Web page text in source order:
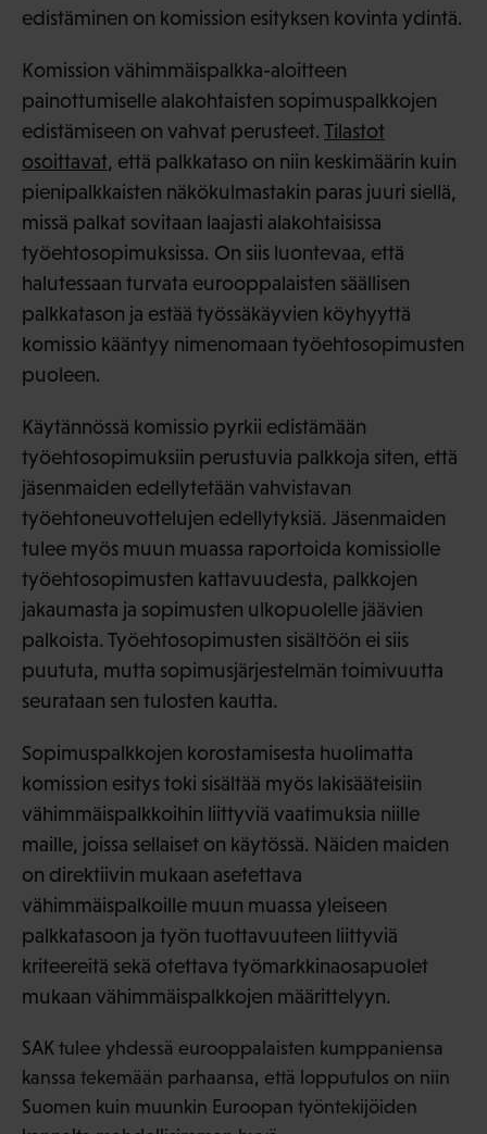
edistäminen on komission esityksen kovinta ydintä.
Komission vähimmäispalkka-aloitteen
painottumiselle alakohtaisten sopimuspalkkojen
edistämiseen on vahvat perusteet. Tilastot
osoittavat, että palkkataso on niin keskimäärin kuin
pienipalkkaisten näkökulmastakin paras juuri siellä,
missä palkat sovitaan laajasti alakohtaisissa
työehtosopimuksissa. On siis luontevaa, että
halutessaan turvata eurooppalaisten säällisen
palkkatason ja estää työssäkäyvien köyhyyttä
komissio kääntyy nimenomaan työehtosopimusten
puoleen.
Käytännössä komissio pyrkii edistämään
työehtosopimuksiin perustuvia palkkoja siten, että
jäsenmaiden edellytetään vahvistavan
työehtoneuvottelujen edellytyksiä. Jäsenmaiden
tulee myös muun muassa raportoida komissiolle
työehtosopimusten kattavuudesta, palkkojen
jakaumasta ja sopimusten ulkopuolelle jäävien
palkoista. Työehtosopimusten sisältöön ei siis
puututa, mutta sopimusjärjestelmän toimivuutta
seurataan sen tulosten kautta.
Sopimuspalkkojen korostamisesta huolimatta
komission esitys toki sisältää myös lakisääteisiin
vähimmäispalkkoihin liittyviä vaatimuksia niille
maille, joissa sellaiset on käytössä. Näiden maiden
on direktiivin mukaan asetettava
vähimmäispalkoille muun muassa yleiseen
palkkatasoon ja työn tuottavuuteen liittyviä
kriteereitä sekä otettava työmarkkinaosapuolet
mukaan vähimmäispalkkojen määrittelyyn.
SAK tulee yhdessä eurooppalaisten kumppaniensa
kanssa tekemään parhaansa, että lopputulos on niin
Suomen kuin muunkin Euroopan työntekijöiden